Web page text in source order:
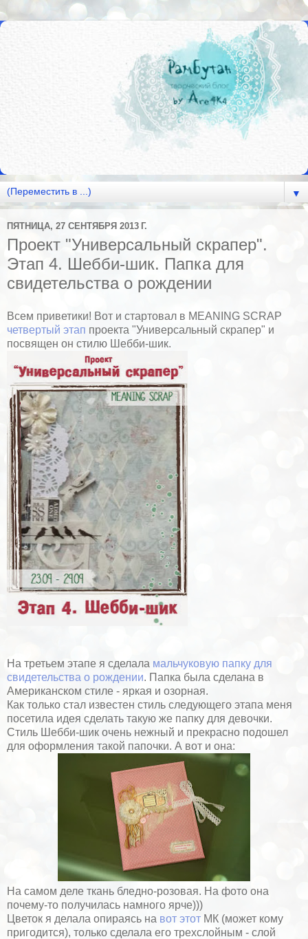
▼
ПЯТНИЦА, 27 СЕНТЯБРЯ 2013 Г.
Проект "Универсальный скрапер".
Этап 4. Шебби-шик. Папка для
свидетельства о рождении
Всем приветики! Вот и стартовал в MEANING SCRAP
четвертый этап проекта "Универсальный скрапер" и
посвящен он стилю Шебби-шик.
На третьем этапе я сделала мальчуковую папку для
свидетельства о рождении. Папка была сделана в
Американском стиле - яркая и озорная.
Как только стал известен стиль следующего этапа меня
посетила идея сделать такую же папку для девочки.
Стиль Шебби-шик очень нежный и прекрасно подошел
для оформления такой папочки. А вот и она:
На самом деле ткань бледно-розовая. На фото она
почему-то получилась намного ярче)))
Цветок я делала опираясь на вот этот МК (может кому
пригодится), только сделала его трехслойным - слой